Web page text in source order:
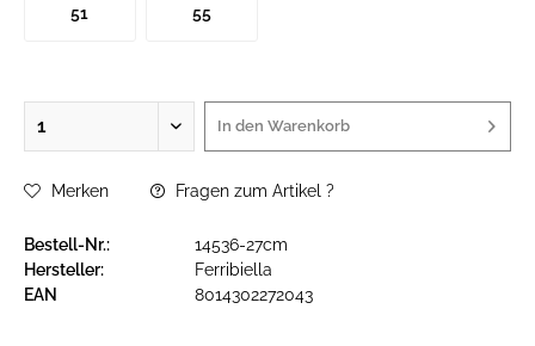
51 55
In den Warenkorb
Merken Fragen zum Artikel ?
Bestell-Nr.:
14536-27cm
Hersteller:
Ferribiella
EAN
8014302272043